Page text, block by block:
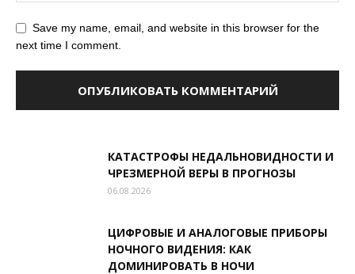
Save my name, email, and website in this browser for the
next time I comment.
КАТАСТРОФЫ НЕДАЛЬНОВИДНОСТИ И
ЧРЕЗМЕРНОЙ ВЕРЫ В ПРОГНОЗЫ
06.08.2026
ЦИФРОВЫЕ И АНАЛОГОВЫЕ ПРИБОРЫ
НОЧНОГО ВИДЕНИЯ: КАК
ДОМИНИРОВАТЬ В НОЧИ